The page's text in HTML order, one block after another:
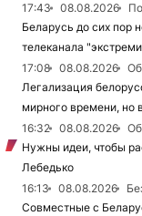
17:43
08.08.2026
Беларусь до сих пор
телеканала
17:08
08.08.2026
Легализация
мирного времени, но
16:32
08.08.2026
Нужны идеи, чтобы
Лебедько
16:13
08.08.2026
Совместные с